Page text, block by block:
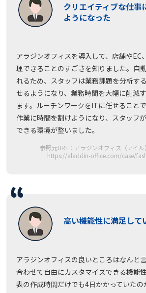
クリエイティブな仕事
ようになった
アラジンオフィスを導入して、店舗やEC
理できることのすごさを知りました。自
れるため、スタッフは業務課題を分析す
せるようになり、業務時間を大幅に削減
ます。ルーチンワークをITに任せること
作業に時間を割けようになり、スタッフ
できる環境が整いました。
参照元URL：アラジンオフィス（アイ
https://aladdin-office.com/case/
高い機能性に満足して
アラジンオフィスの良いところはなんと
合わせて自由にカスタマイズできる機能
表の作成時間だけでも4日かかっていたの